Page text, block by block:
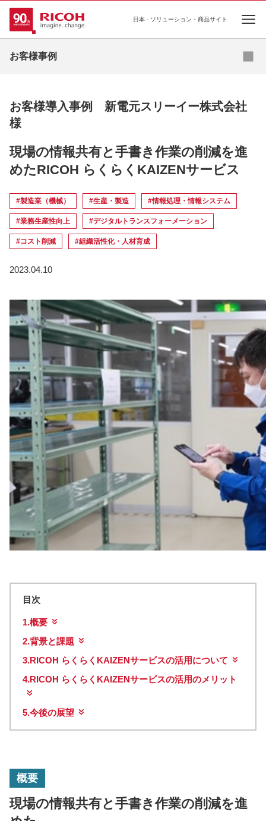
日本 - ソリューション・商品サイト
お客様事例
お客様導入事例 新電元スリーイー株式会社
様
現場の情報共有と手書き作業の削減を進
めたRICOH らくらくKAIZENサービス
#製造業（機械） #生産・製造 #情報処理・情報システム
#業務生産性向上 #デジタルトランスフォーメーション
#コスト削減 #組織活性化・人材育成
2023.04.10
目次
1.概要
2.背景と課題
3.RICOH らくらくKAIZENサービスの活用について
4.RICOH らくらくKAIZENサービスの活用のメリット
5.今後の展望
概要
現場の情報共有と手書き作業の削減を進